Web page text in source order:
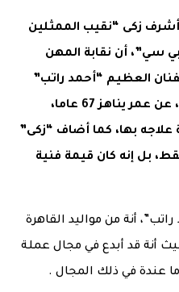
زكى “نقيب الممثلين
سي”، أن نقابة المهن
العظيم “أحمد راتب”
الذي كان قد فارق الحياة أمس، عن عمر يناهز 67 عاما،
بها، كما أضاف “زكى”
بل إنه كان قيمة فنية
أنة من مواليد القاهرة
أنة قد أبدع في مجال عملة
عندة في ذلك المجال .